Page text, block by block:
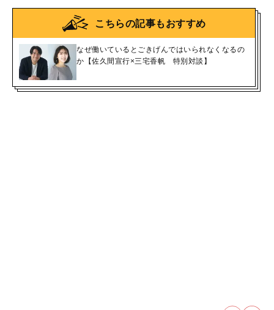
こちらの記事もおすすめ
なぜ働いているとごきげんではいられなくなるの
か【佐久間宣行×三宅香帆 特別対談】